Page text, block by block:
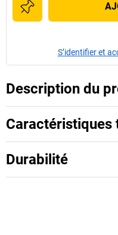
S’identifier et
Description du
Caractéristiques
Durabilité